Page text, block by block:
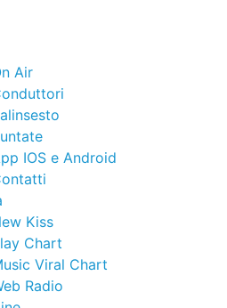
Air
IOS e Android
Kiss
Chart
Viral Chart
Radio